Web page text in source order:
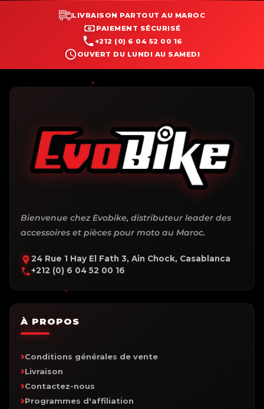
LIVRAISON PARTOUT AU MAROC
PAIEMENT SÉCURISÉ
+212 (0) 6 04 52 00 16
OUVERT DU LUNDI AU SAMEDI
Bienvenue chez Evobike, distributeur leader des
accessoires et pièces pour moto au Maroc.
24 Rue 1 Hay El Fath 3, Ain Chock, Casablanca
+212 (0) 6 04 52 00 16
À PROPOS
Conditions générales de vente
Livraison
Contactez-nous
Programmes d'affiliation